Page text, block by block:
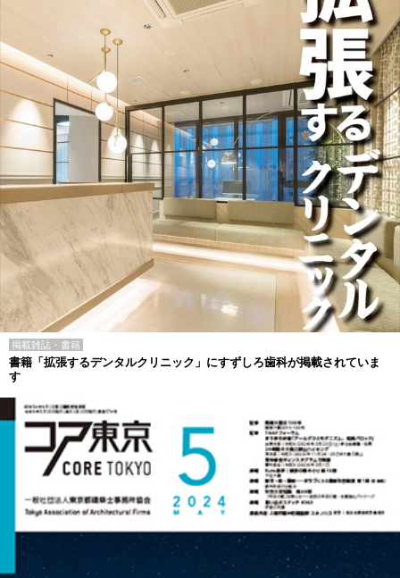
掲載雑誌・書籍
書籍「拡張するデンタルクリニック」にすずしろ歯科が掲載されていま
す